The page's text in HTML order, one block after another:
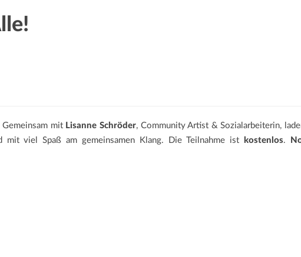
mit Lisanne Schröder, Community Artist & Sozialarbeiterin,
mit viel Spaß am gemeinsamen Klang. Die Teilnahme ist
kostenlos.